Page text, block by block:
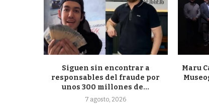
Siguen sin encontrar a
responsables del fraude por
unos 300 millones de...
7 agosto, 2026
Maru